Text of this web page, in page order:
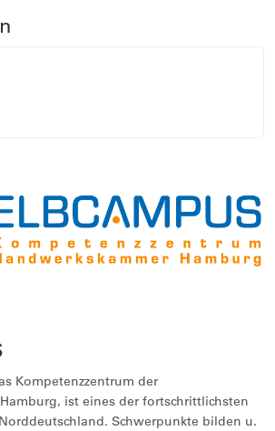
Kompetenzzentrum der
ist eines der fortschrittlichsten
Schwerpunkte bilden u.